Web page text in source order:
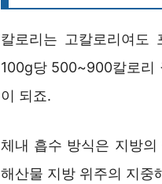
칼로리는 고칼로리여도
100g당 500~900칼로리
이 되죠.
체내 흡수 방식은 지방
해산물 지방 위주의 지중